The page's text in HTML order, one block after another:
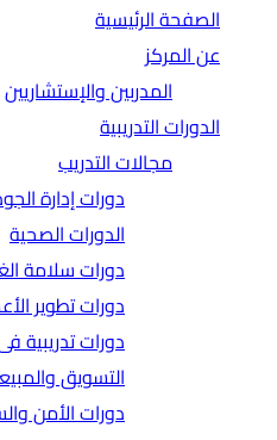
الصفحة الرئيسية
عن المركز
المدربين والإستشاريين
الدورات التدريبية
مجالات التدريب
دورات إدارة
الدورات الصحية
دورات سلامة
دورات تطوير
دورات تدريبية
التسويق
دورات الأمن